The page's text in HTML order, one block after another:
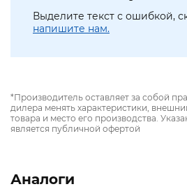
Выделите текст с ошибкой,
напишите нам.
*Производитель оставляет за собой
дилера менять характеристики,
товара и место его производства.
является публичной офертой
Аналоги